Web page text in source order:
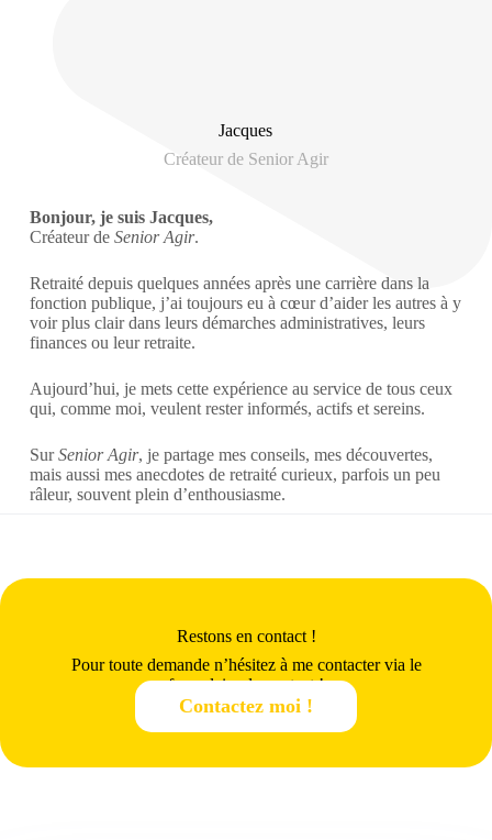
Jacques
Créateur de Senior Agir
Bonjour, je suis Jacques,
Créateur de Senior Agir.
Retraité depuis quelques années après une carrière dans la
fonction publique, j’ai toujours eu à cœur d’aider les autres à y
voir plus clair dans leurs démarches administratives, leurs
finances ou leur retraite.
Aujourd’hui, je mets cette expérience au service de tous ceux
qui, comme moi, veulent rester informés, actifs et sereins.
SurSenior Agir, je partage mes conseils, mes découvertes,
mais aussi mes anecdotes de retraité curieux, parfois un peu
râleur, souvent plein d’enthousiasme.
Restons en contact !
Pour toute demande n’hésitez à me contacter via le
formulaire de contact !
Contactez moi !